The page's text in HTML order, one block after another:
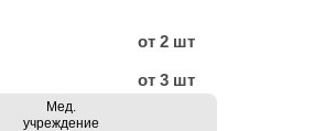
от 2 шт
от 3 шт
Мед.
учреждение